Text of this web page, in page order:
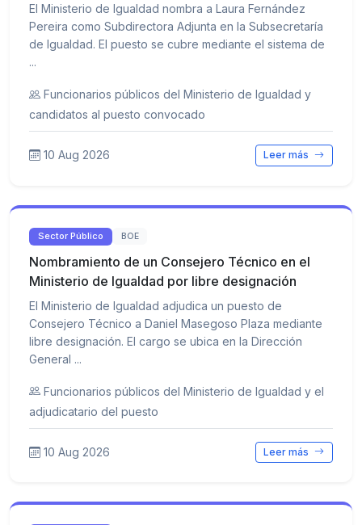
El Ministerio de Igualdad nombra a Laura Fernández
Pereira como Subdirectora Adjunta en la Subsecretaría
de Igualdad. El puesto se cubre mediante el sistema de
...
Funcionarios públicos del Ministerio de Igualdad y
candidatos al puesto convocado
10 Aug 2026 Leer más
Sector Público BOE
Nombramiento de un Consejero Técnico en el
Ministerio de Igualdad por libre designación
El Ministerio de Igualdad adjudica un puesto de
Consejero Técnico a Daniel Masegoso Plaza mediante
libre designación. El cargo se ubica en la Dirección
General ...
Funcionarios públicos del Ministerio de Igualdad y el
adjudicatario del puesto
10 Aug 2026 Leer más